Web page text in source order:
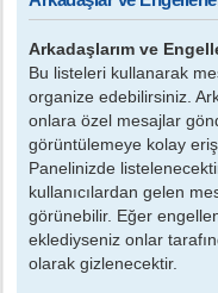
Arkadaşlarım ve
Bu listeleri kullanarak
organize edebilirsiniz.
onlara özel mesajlar
görüntülemeye kolay
Panelinizde
kullanıcılardan gelen
görünebilir. Eğer
eklediyseniz onlar
olarak gizlenecektir.